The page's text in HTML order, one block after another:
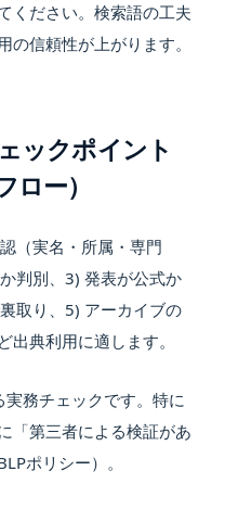
ください。検索語の工夫
信頼性が上がります。
ックポイント
ロー）
（実名・所属・専門
判別、3) 発表が公式か
取り、5) アーカイブの
典利用に適します。
務チェックです。特に
「第三者による検証があ
ポリシー）。